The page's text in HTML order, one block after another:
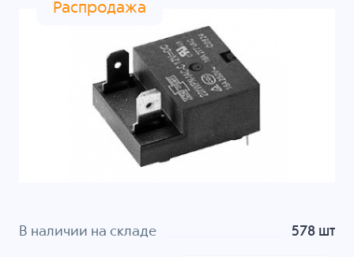
Распродажа
В наличии на складе 578 шт